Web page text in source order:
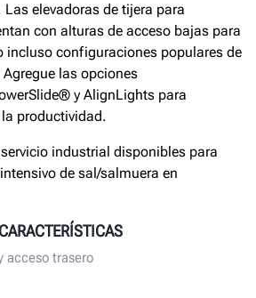
elevadoras de tijera para
con alturas de acceso bajas para
incluso configuraciones populares de
las opciones
y AlignLights para
productividad.
industrial disponibles para
de sal/salmuera en
acceso trasero